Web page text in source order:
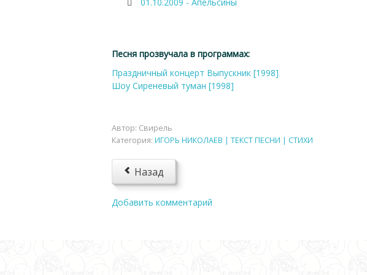
Песня прозвучала в программах:
Праздничный концерт Выпускник [1998]
Шоу Сиреневый туман [1998]
Автор: Свирель
Категория: ИГОРЬ НИКОЛАЕВ | ТЕКСТ ПЕСНИ | СТИХИ
Назад
Добавить комментарий